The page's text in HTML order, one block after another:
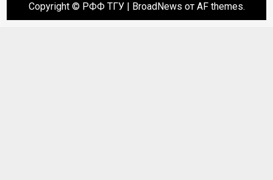
Copyright © РФФ ТГУ BroadNews от AF themes.